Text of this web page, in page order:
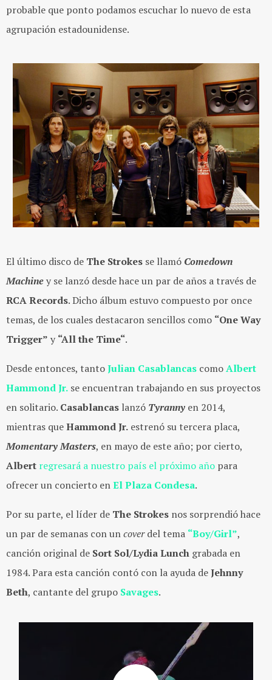
probable que ponto podamos escuchar lo nuevo de esta
agrupación estadounidense.
El último disco de The Strokes se llamó Comedown
Machiney se lanzó desde hace un par de años a través de
RCA Records. Dicho álbum estuvo compuesto por once
temas, de los cuales destacaron sencillos como “One Way
Trigger” y “All the Time“.
Desde entonces, tantoJulian Casablancas comoAlbert
Hammond Jr. se encuentran trabajando en sus proyectos
en solitario. Casablancas lanzó Tyranny en 2014,
mientras queHammond Jr. estrenó su tercera placa,
Momentary Masters, en mayo de este año; por cierto,
Albert regresará a nuestro país el próximo año para
ofrecer un concierto enEl Plaza Condesa.
Por su parte, el líder de The Strokes nos sorprendió hace
un par de semanas con uncoverdel tema “Boy/Girl”,
canción original de Sort Sol/LydiaLunch grabada en
1984. Para esta canción contó con la ayuda deJehnny
Beth, cantante del grupo Savages.